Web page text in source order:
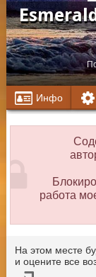
Инфо
работа
На этом месте
и оцените все